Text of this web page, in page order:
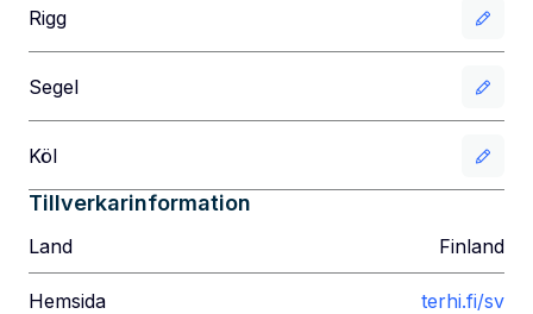
Rigg
Segel
Köl
Tillverkarinformation
Land Finland
Hemsida terhi.fi/sv